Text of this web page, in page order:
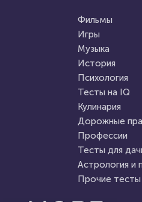
Пройти тест
11 февраля 2022
Угадай супергероя по трем
14 мая 2021
Фильмы
Игры
Музыка
История
Психология
Тесты на IQ
Кулинария
Дорожные
Профессии
Тесты для
Астрология и
Прочие тесты